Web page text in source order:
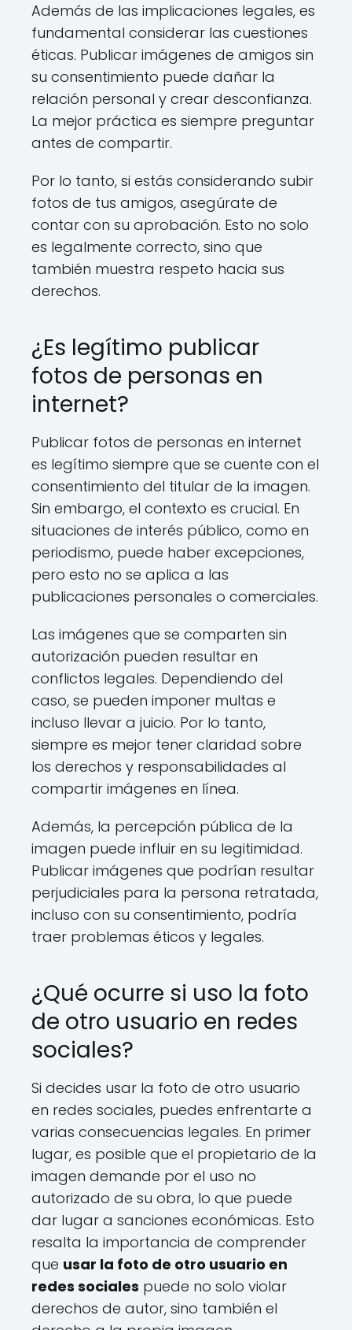
Además de las implicaciones legales, es
fundamental considerar las cuestiones
éticas. Publicar imágenes de amigos sin
su consentimiento puede dañar la
relación personal y crear desconfianza.
La mejor práctica es siempre preguntar
antes de compartir.
Por lo tanto, si estás considerando subir
fotos de tus amigos, asegúrate de
contar con su aprobación. Esto no solo
es legalmente correcto, sino que
también muestra respeto hacia sus
derechos.
¿Es legítimo publicar
fotos de personas en
internet?
Publicar fotos de personas en internet
es legítimo siempre que se cuente con el
consentimiento del titular de la imagen.
Sin embargo, el contexto es crucial. En
situaciones de interés público, como en
periodismo, puede haber excepciones,
pero esto no se aplica a las
publicaciones personales o comerciales.
Las imágenes que se comparten sin
autorización pueden resultar en
conflictos legales. Dependiendo del
caso, se pueden imponer multas e
incluso llevar a juicio. Por lo tanto,
siempre es mejor tener claridad sobre
los derechos y responsabilidades al
compartir imágenes en línea.
Además, la percepción pública de la
imagen puede influir en su legitimidad.
Publicar imágenes que podrían resultar
perjudiciales para la persona retratada,
incluso con su consentimiento, podría
traer problemas éticos y legales.
¿Qué ocurre si uso la foto
de otro usuario en redes
sociales?
Si decides usar la foto de otro usuario
en redes sociales, puedes enfrentarte a
varias consecuencias legales. En primer
lugar, es posible que el propietario de la
imagen demande por el uso no
autorizado de su obra, lo que puede
dar lugar a sanciones económicas. Esto
resalta la importancia de comprender
que usar la foto de otro usuario en
redes sociales puede no solo violar
derechos de autor, sino también el